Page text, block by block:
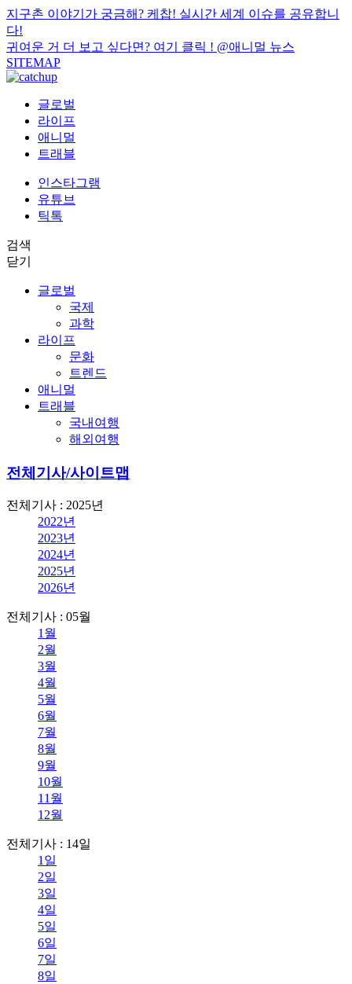
지구촌 이야기가 궁금해? 케찹! 실시간 세계 이슈를 공유합니
다!
귀여운 거 더 보고 싶다면? 여기 클릭 ! @애니멀 뉴스
SITEMAP
글로벌
라이프
애니멀
트래블
인스타그램
유튜브
틱톡
검색
닫기
글로벌
국제
과학
라이프
문화
트렌드
애니멀
트래블
국내여행
해외여행
전체기사/사이트맵
전체기사 : 2025년
2022년
2023년
2024년
2025년
2026년
전체기사 : 05월
1월
2월
3월
4월
5월
6월
7월
8월
9월
10월
11월
12월
전체기사 : 14일
1일
2일
3일
4일
5일
6일
7일
8일